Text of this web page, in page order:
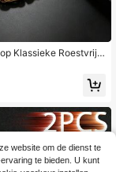
Klassieke Roestvrijst
Ring Ketting Ketti
Mannen En Vrou
Dragen En Feest, Ca
website om de dienst te
te bieden. U kunt